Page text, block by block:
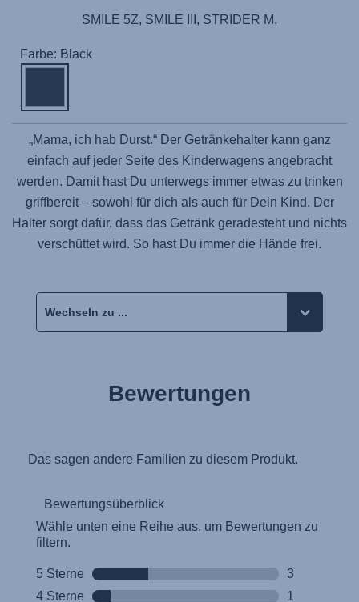
SMILE 5Z, SMILE III, STRIDER M,
Farbe: Black
„Mama, ich hab Durst.“ Der Getränkehalter kann ganz
einfach auf jeder Seite des Kinderwagens angebracht
werden. Damit hast Du unterwegs immer etwas zu trinken
griffbereit – sowohl für dich als auch für Dein Kind. Der
Halter sorgt dafür, dass das Getränk geradesteht und nichts
verschüttet wird. So hast Du immer die Hände frei.
Bewertungen